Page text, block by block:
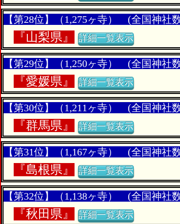
【第28位】（1,275ヶ寺） (全国神社
『山梨県』 詳細一覧表示
【第29位】（1,250ヶ寺） (全国神社
『愛媛県』 詳細一覧表示
【第30位】（1,211ヶ寺） (全国神社
『群馬県』 詳細一覧表示
【第31位】（1,167ヶ寺） (全国神社
『島根県』 詳細一覧表示
【第32位】（1,138ヶ寺） (全国神社
『秋田県』 詳細一覧表示